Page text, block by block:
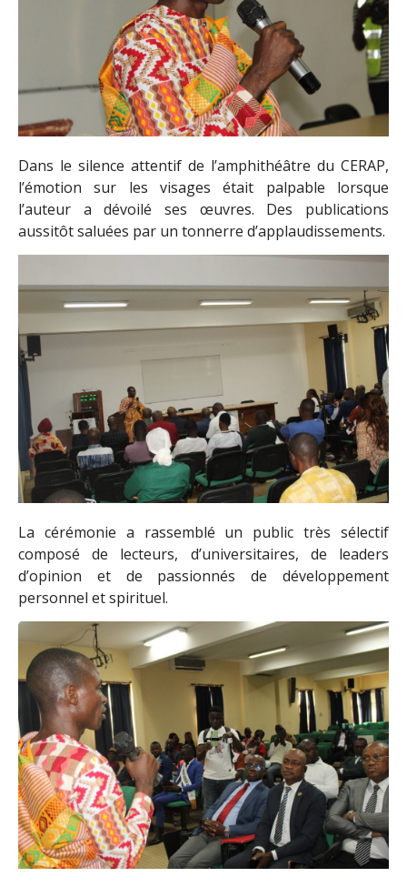
Dans le silence attentif de l’amphithéâtre du CERAP,
l’émotion sur les visages était palpable lorsque
l’auteur a dévoilé ses œuvres. Des publications
aussitôt saluées par un tonnerre d’applaudissements.
La cérémonie a rassemblé un public très sélectif
composé de lecteurs, d’universitaires, de leaders
d’opinion et de passionnés de développement
personnel et spirituel.